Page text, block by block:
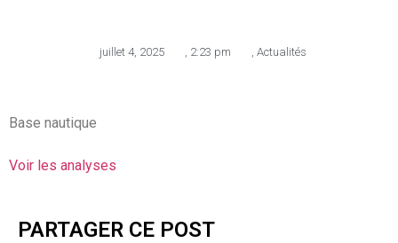
juillet 4, 2025 , 2:23 pm , Actualités
Base nautique
Voir les analyses
PARTAGER CE POST